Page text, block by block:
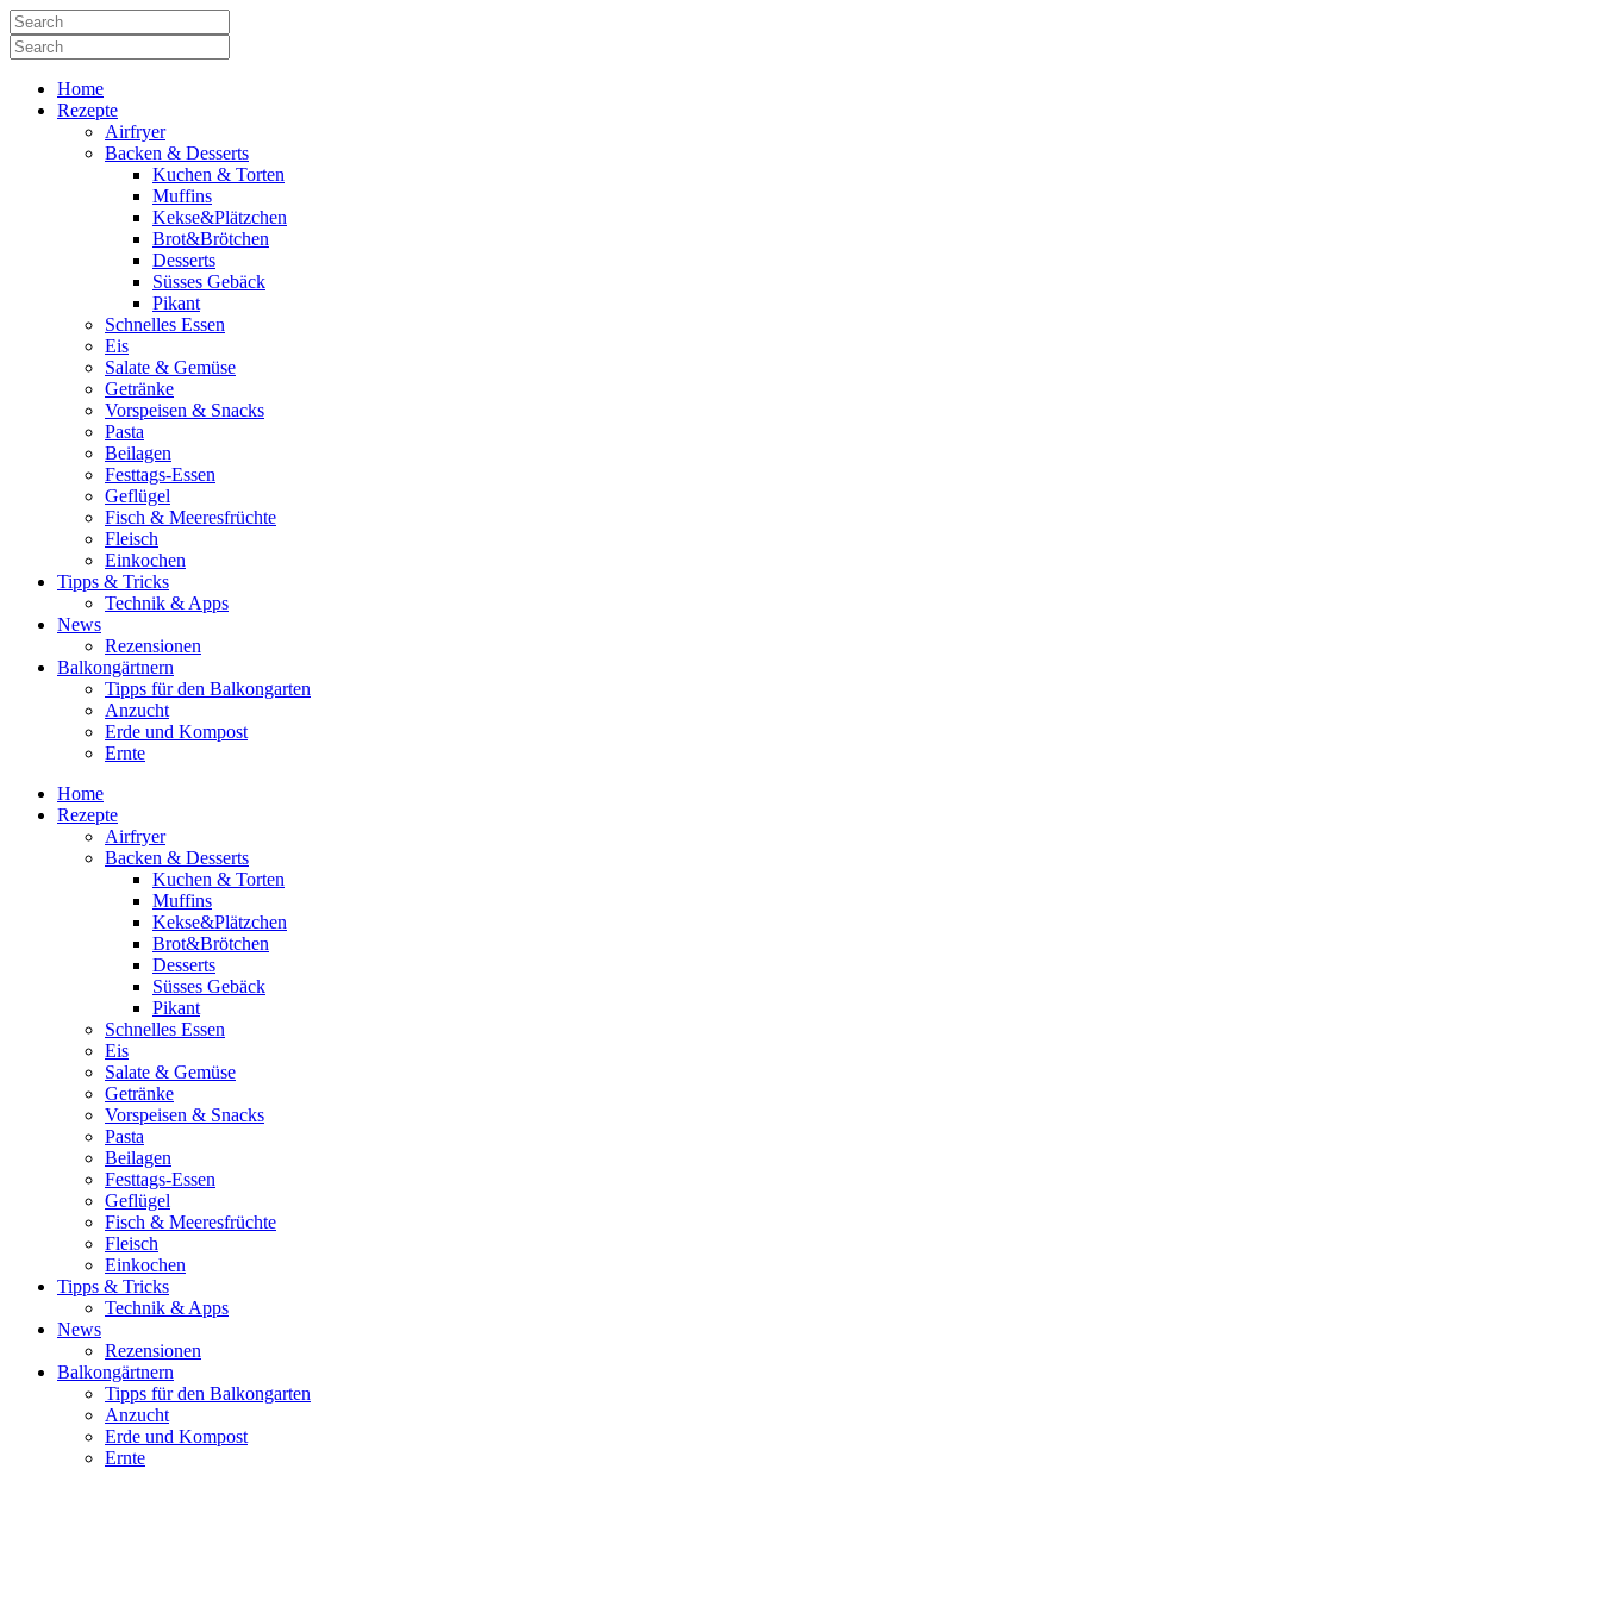
Home
Rezepte
Airfryer
Backen & Desserts
Kuchen & Torten
Muffins
Kekse&Plätzchen
Brot&Brötchen
Desserts
Süsses Gebäck
Pikant
Schnelles Essen
Eis
Salate & Gemüse
Getränke
Vorspeisen & Snacks
Pasta
Beilagen
Festtags-Essen
Geflügel
Fisch & Meeresfrüchte
Fleisch
Einkochen
Tipps & Tricks
Technik & Apps
News
Rezensionen
Balkongärtnern
Tipps für den Balkongarten
Anzucht
Erde und Kompost
Ernte
Home
Rezepte
Airfryer
Backen & Desserts
Kuchen & Torten
Muffins
Kekse&Plätzchen
Brot&Brötchen
Desserts
Süsses Gebäck
Pikant
Schnelles Essen
Eis
Salate & Gemüse
Getränke
Vorspeisen & Snacks
Pasta
Beilagen
Festtags-Essen
Geflügel
Fisch & Meeresfrüchte
Fleisch
Einkochen
Tipps & Tricks
Technik & Apps
News
Rezensionen
Balkongärtnern
Tipps für den Balkongarten
Anzucht
Erde und Kompost
Ernte